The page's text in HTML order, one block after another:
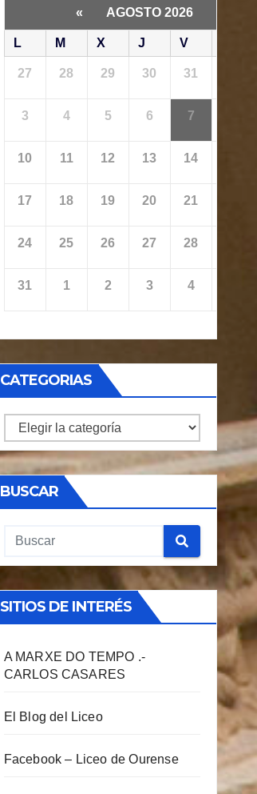
« AGOSTO 2026
L M X J V
27 28 29 30 31
3 4 5 6 7
10 11 12 13 14
17 18 19 20 21
24 25 26 27 28
31 1 2 3 4
CATEGORIAS
CATEGORIAS
BUSCAR
SITIOS DE INTERÉS
A MARXE DO TEMPO .-
CARLOS CASARES
El Blog del Liceo
Facebook – Liceo de Ourense